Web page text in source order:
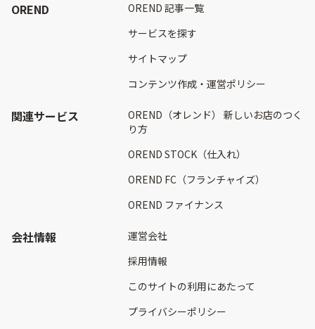
OREND
OREND 記事一覧
サービスを探す
サイトマップ
コンテンツ作成・運営ポリシー
関連サービス
OREND（オレンド） 新しいお店のつく
り方
OREND STOCK（仕入れ）
OREND FC（フランチャイズ）
OREND ファイナンス
会社情報
運営会社
採用情報
このサイトの利用にあたって
プライバシーポリシー